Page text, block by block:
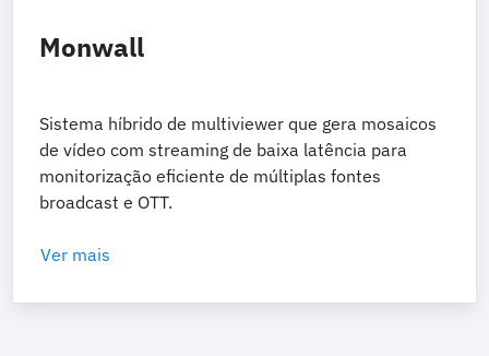
Monwall
Sistema híbrido de multiviewer que gera mosaicos
de vídeo com streaming de baixa latência para
monitorização eficiente de múltiplas fontes
broadcast e OTT.
Ver mais